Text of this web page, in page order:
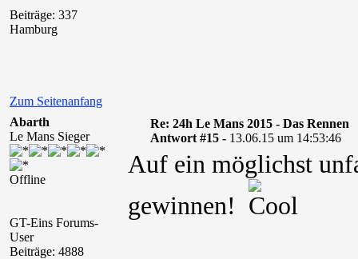
Beiträge: 337
Hamburg
Zum Seitenanfang
Abarth
Le Mans Sieger
Offline
GT-Eins Forums-
User
Beiträge: 4888
Re: 24h Le Mans 2015 - Das Rennen
Antwort #15 - 13.06.15 um 14:53:46
Auf ein möglichst
gewinnen!